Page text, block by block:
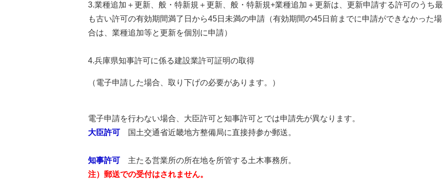
3.業種追加＋更新、般・特新規＋更新、般・特新規+業種追加＋更新は、更新申請する許可のうち最
も古い許可の有効期間満了日から45日未満の申請（有効期間の45日前までに申請ができなかった場
合は、業種追加等と更新を個別に申請）
4.兵庫県知事許可に係る建設業許可証明の取得
（電子申請した場合、取り下げの必要があります。）
電子申請を行わない場合、大臣許可と知事許可とでは申請先が異なります。
大臣許可
国土交通省近畿地方整備局に直接持参か郵送。
知事許可 主たる営業所の所在地を所管する土木事務所。
注）郵送での受付はされません。